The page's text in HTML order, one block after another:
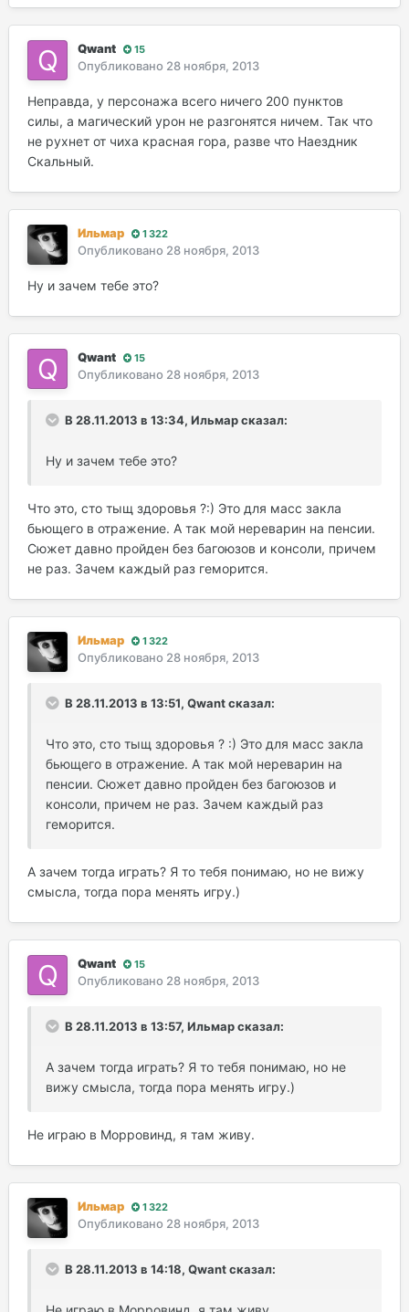
Qwant 15
Опубликовано 28 ноября, 2013
Неправда, у персонажа всего ничего 200 пунктов
силы, а магический урон не разгонятся ничем. Так что
не рухнет от чиха красная гора, разве что Наездник
Скальный.
Ильмар 1 322
Опубликовано 28 ноября, 2013
Ну и зачем тебе это?
Qwant 15
Опубликовано 28 ноября, 2013
В 28.11.2013 в 13:34, Ильмар сказал:
Ну и зачем тебе это?
Что это, сто тыщ здоровья ?:) Это для масс закла
бьющего в отражение. А так мой нереварин на пенсии.
Сюжет давно пройден без багоюзов и консоли, причем
не раз. Зачем каждый раз геморится.
Ильмар 1 322
Опубликовано 28 ноября, 2013
В 28.11.2013 в 13:51, Qwant сказал:
Что это, сто тыщ здоровья ? :) Это для масс закла
бьющего в отражение. А так мой нереварин на
пенсии. Сюжет давно пройден без багоюзов и
консоли, причем не раз. Зачем каждый раз
геморится.
А зачем тогда играть? Я то тебя понимаю, но не вижу
смысла, тогда пора менять игру.)
Qwant 15
Опубликовано 28 ноября, 2013
В 28.11.2013 в 13:57, Ильмар сказал:
А зачем тогда играть? Я то тебя понимаю, но не
вижу смысла, тогда пора менять игру.)
Не играю в Морровинд, я там живу.
Ильмар 1 322
Опубликовано 28 ноября, 2013
В 28.11.2013 в 14:18, Qwant сказал: